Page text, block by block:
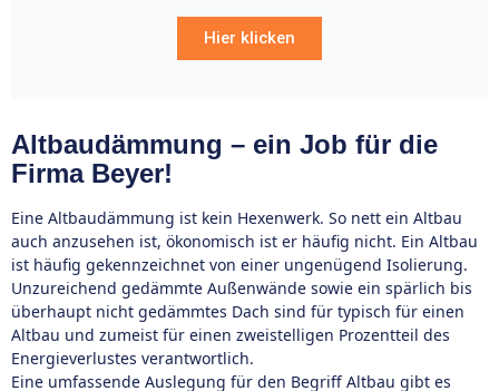
Hier klicken
Altbaudämmung – ein Job für die
Firma Beyer!
Eine Altbaudämmung ist kein Hexenwerk. So nett ein Altbau
auch anzusehen ist, ökonomisch ist er häufig nicht. Ein Altbau
ist häufig gekennzeichnet von einer ungenügend Isolierung.
Unzureichend gedämmte Außenwände sowie ein spärlich bis
überhaupt nicht gedämmtes Dach sind für typisch für einen
Altbau und zumeist für einen zweistelligen Prozentteil des
Energieverlustes verantwortlich.
Eine umfassende Auslegung für den Begriff Altbau gibt es